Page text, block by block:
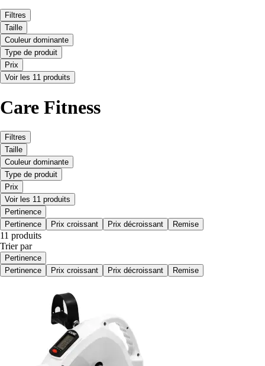
Filtres
Taille
Couleur dominante
Type de produit
Prix
Voir les 11 produits
Care Fitness
Filtres
Taille
Couleur dominante
Type de produit
Prix
Voir les 11 produits
Pertinence
Pertinence
Prix croissant Prix décroissant Remise
11 produits
Trier par
Pertinence
Pertinence
Prix croissant Prix décroissant Remise